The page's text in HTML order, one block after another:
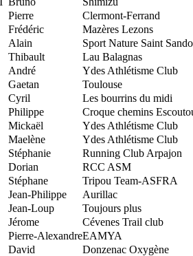
Pierre
Clermont-Ferrand
Frédéric
Mazères Lezons
Alain
Sport Nature Saint
Thibault
Lau Balagnas
André
Ydes Athlétisme Club
Gaetan
Toulouse
Cyril
Les bourrins du midi
Philippe
Croque chemins
Mickaël
Ydes Athlétisme Club
Maelène
Ydes Athlétisme Club
Stéphanie
Running Club Arpajon
Dorian
RCC ASM
Stéphane
Tripou Team-ASFRA
Jean-Philippe
Aurillac
Jean-Loup
Toujours plus
Jérome
Cévenes Trail club
Pierre-AlexandreEAMYA
David
Donzenac Oxygène